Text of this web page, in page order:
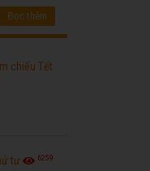
Đọc thêm
chiếu Tết
tư 6259